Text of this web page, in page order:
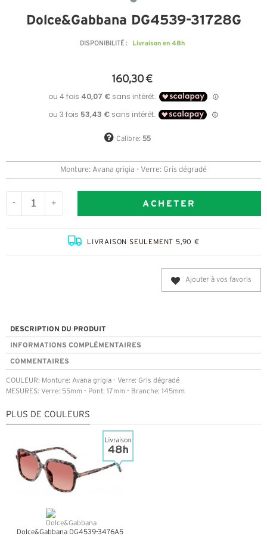
Dolce&Gabbana DG4539-31728G
DISPONIBILITÉ : Livraison en 48h
160,30 €
Calibre: 55
Monture: Avana grigia - Verre: Gris dégradé
- + ACHETER
LIVRAISON SEULEMENT 5,90 €
Ajouter à vos favoris
DESCRIPTION DU PRODUIT
INFORMATIONS COMPLÉMENTAIRES
COMMENTAIRES
COULEUR: Monture: Avana grigia - Verre: Gris dégradé
MESURES: Verre: 55mm - Pont: 17mm - Branche: 145mm
PLUS DE COULEURS
Dolce&Gabbana DG4539-3476A5